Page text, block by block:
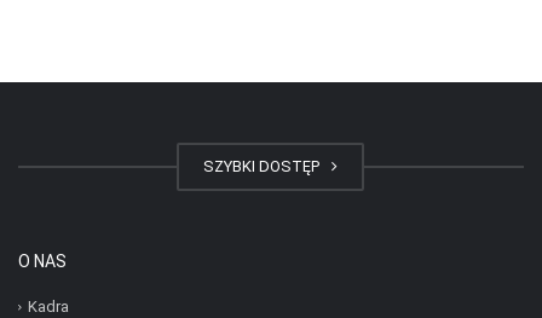
SZYBKI DOSTĘP
O NAS
Kadra